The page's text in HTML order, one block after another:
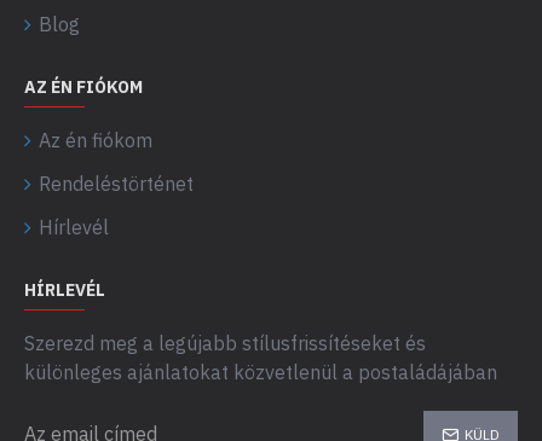
Blog
AZ ÉN FIÓKOM
Az én fiókom
Rendeléstörténet
Hírlevél
HÍRLEVÉL
Szerezd meg a legújabb stílusfrissítéseket és
különleges ajánlatokat közvetlenül a postaládájában
KÜLD